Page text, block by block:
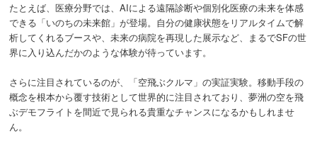
たとえば、医療分野では、AIによる遠隔診断や個別化医療の未来を体感
できる「いのちの未来館」が登場。自分の健康状態をリアルタイムで解
析してくれるブースや、未来の病院を再現した展示など、まるでSFの世
界に入り込んだかのような体験が待っています。
さらに注目されているのが、「空飛ぶクルマ」の実証実験。移動手段の
概念を根本から覆す技術として世界的に注目されており、夢洲の空を飛
ぶデモフライトを間近で見られる貴重なチャンスになるかもしれませ
ん。